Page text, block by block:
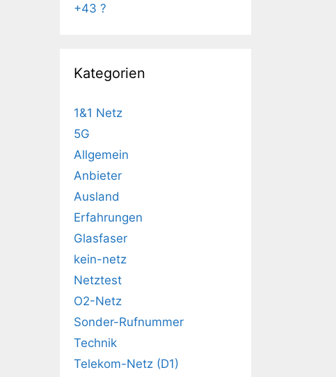
+43 ?
Kategorien
1&1 Netz
5G
Allgemein
Anbieter
Ausland
Erfahrungen
Glasfaser
kein-netz
Netztest
O2-Netz
Sonder-Rufnummer
Technik
Telekom-Netz (D1)